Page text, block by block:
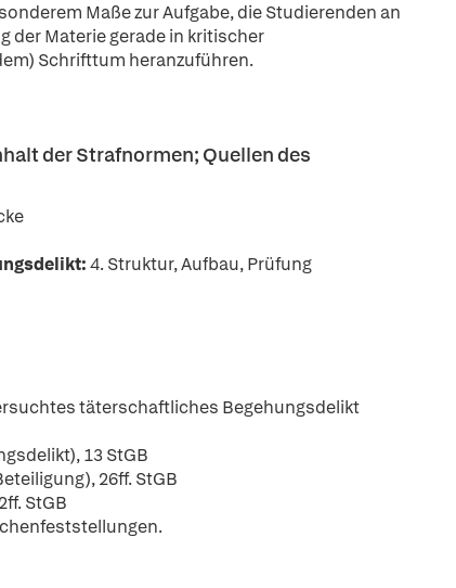
Maße zur Aufgabe, die Studierenden an
Materie gerade in kritischer
Schrifttum heranzuführen.
der Strafnormen; Quellen des
4. Struktur, Aufbau, Prüfung
täterschaftliches Begehungsdelikt
13 StGB
26ff. StGB
StGB